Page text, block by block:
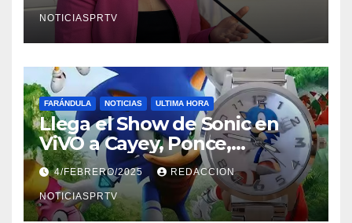
NOTICIASPRTV
FARÁNDULA NOTICIAS ULTIMA HORA
Llega el Show de Sonic en
ViVO a Cayey, Ponce,
Barceloneta y Humacao,
Relojes gratis para el que
compre ahora….
4/FEBRERO/2025 REDACCION
NOTICIASPRTV